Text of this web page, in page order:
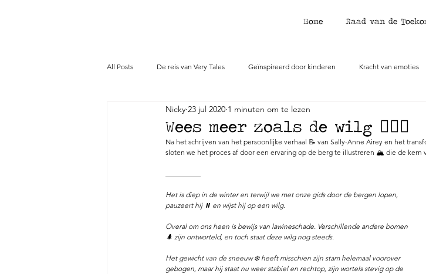
Home Raad van de
All Posts De reis van Very Tales Geïnspireerd door kinderen Kracht van emoties
Pers
Wees meer zoals de wilg 🧘🏼‍♀️
Nicky 23 jul 2020 1 minuten om te lezen
Na het schrijven van het persoonlijke verhaal 📝 van Sally-Anne Airey en het
sloten we het proces af door een ervaring op de berg te illustreren 🏔 die de kern
Het is diep in de winter en terwijl we met onze gids door de bergen lopen,
pauzeert hij ⏸ en wijst hij op een wilg.
Overal om ons heen is bewijs van lawineschade. Verschillende andere bomen
🌲 zijn ontworteld, en toch staat deze wilg nog steeds.
Het gewicht van de sneeuw ❄️ heeft misschien zijn stam helemaal voorover
gebogen, maar hij staat nu weer stabiel en rechtop, zijn wortels stevig op de